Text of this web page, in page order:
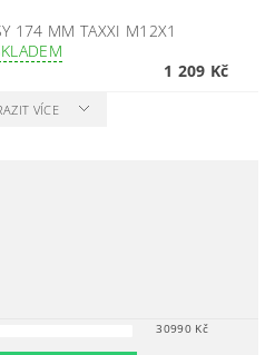
174 MM TAXXI M12X1
1 209 Kč
VÍCE
30990Kč